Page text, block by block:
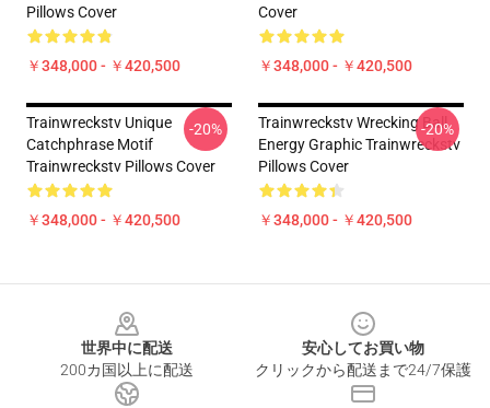
Pillows Cover
￥348,000 - ￥420,500
Cover
￥348,000 - ￥420,500
Trainwreckstv Unique
Catchphrase Motif
Trainwreckstv Pillows Cover
￥348,000 - ￥420,500
-20%
Trainwreckstv Wrecking Ball
Energy Graphic Trainwreckstv
Pillows Cover
￥348,000 - ￥420,500
-20%
世界中に配送
200カ国以上に配送
安心してお買い物
クリックから配送まで24/7保護